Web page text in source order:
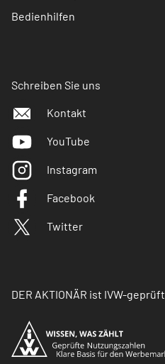
Bedienhilfen
Schreiben Sie uns
Kontakt
YouTube
Instagram
Facebook
Twitter
DER AKTIONÄR ist IVW-geprüft